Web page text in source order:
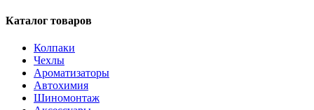
Каталог товаров
Колпаки
Чехлы
Ароматизаторы
Автохимия
Шиномонтаж